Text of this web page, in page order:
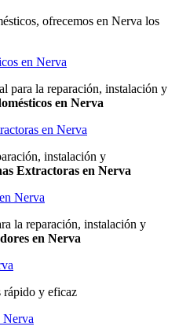
ofrecemos en Nerva los
en Nerva
para la reparación, instalación y
en Nerva
en Nerva
instalación y
Extractoras en Nerva
Nerva
la reparación, instalación y
en Nerva
rápido y eficaz
Nerva